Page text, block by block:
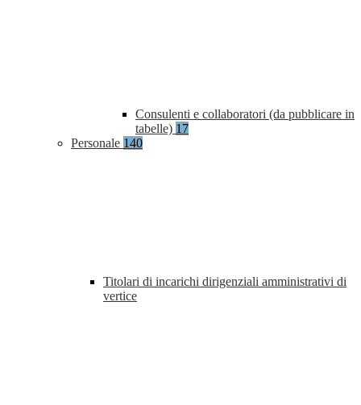
Consulenti e collaboratori (da pubblicare in
tabelle) 17
Personale 140
Titolari di incarichi dirigenziali amministrativi di
vertice